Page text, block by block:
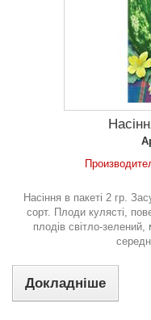
Насіння в пакеті 2 гр.
сорт. Плоди кулясті,
плодів світло-
Докладніше